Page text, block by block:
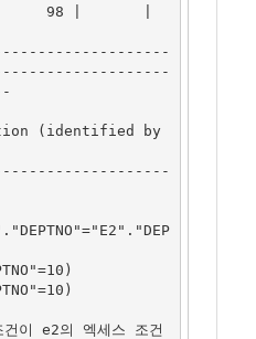
|     98 |       |
(identified by
이 e2의 엑세스 조건